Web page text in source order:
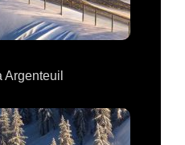
Argenteuil